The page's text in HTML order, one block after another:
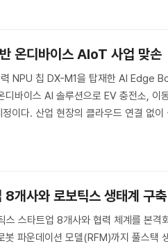
온디바이스 AIoT 사업 맞손
NPU 칩 DX-M1을 탑재한 AI Edge
디바이스 AI 솔루션으로 EV 충전소, 이
이다. 산업 현장의 클라우드 연결 없
개사와 로보틱스 생태계 구축
스 스타트업 8개사와 협력 체계를 본격
봇 파운데이션 모델(RFM)까지 풀스택